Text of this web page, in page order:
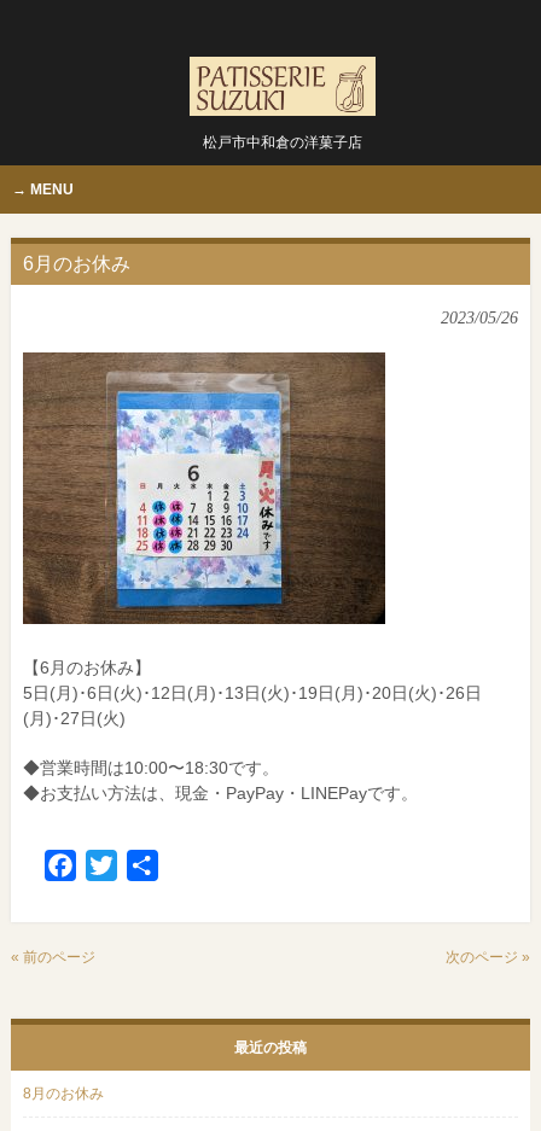
松戸市中和倉の洋菓子店
MENU
6月のお休み
2023/05/26
【6月のお休み】
5日(月)･6日(火)･12日(月)･13日(火)･19日(月)･20日(火)･26日
(月)･27日(火)
◆営業時間は10:00〜18:30です。
◆お支払い方法は、現金・PayPay・LINEPayです。
Facebook
Twitter
« 前のページ 次のページ »
最近の投稿
8月のお休み